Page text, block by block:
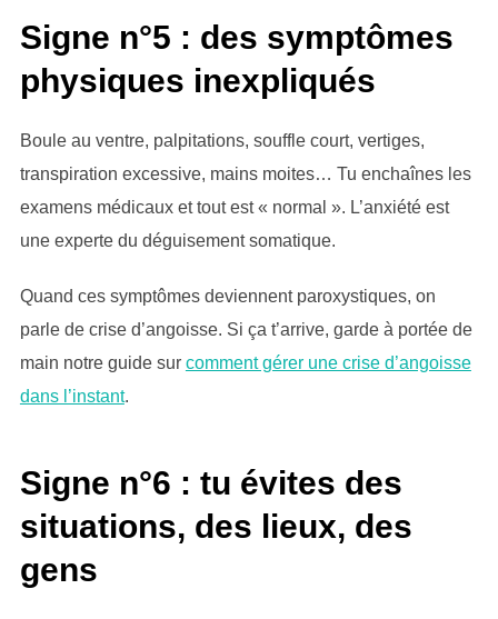
Signe n°5 : des symptômes
physiques inexpliqués
Boule au ventre, palpitations, souffle court, vertiges,
transpiration excessive, mains moites… Tu enchaînes les
examens médicaux et tout est « normal ». L’anxiété est
une experte du déguisement somatique.
Quand ces symptômes deviennent paroxystiques, on
parle de crise d’angoisse. Si ça t’arrive, garde à portée de
main notre guide sur comment gérer une crise d’angoisse
dans l’instant.
Signe n°6 : tu évites des
situations, des lieux, des
gens